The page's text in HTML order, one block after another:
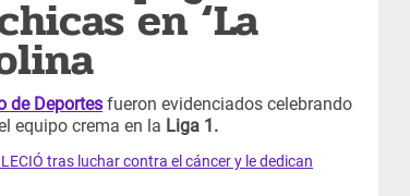
en ‘La
de Deportes fueron evidenciados celebrando
equipo crema en la Liga 1.
tras luchar contra el cáncer y le dedican